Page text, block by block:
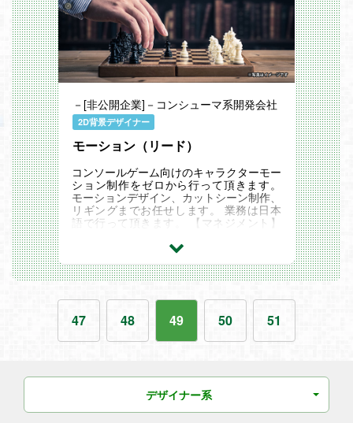
デザイナー系
－[非公開企業]－コンシューマ系開発会社
2D背景デザイナー
モーション（リード）
コンソールゲーム向けのキャラクターモー
ション制作をゼロから行って頂きます。
モーションデザイン、カットシーン制作、
リギングまでお任せします。 業務は日本
語で行って頂きます。 【マネジメント】
47 48 49 50 51